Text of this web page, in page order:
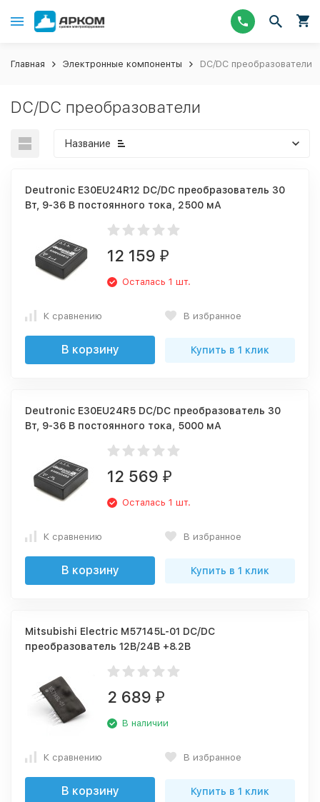
Главная Электронные компоненты DC/DC преобразователи
DC/DC преобразователи
Название
Deutronic E30EU24R12 DC/DC преобразователь 30
Вт, 9-36 В постоянного тока, 2500 мА
12 159 ₽
Осталась 1 шт.
К сравнению В избранное
В корзину Купить в 1 клик
Deutronic E30EU24R5 DC/DC преобразователь 30
Вт, 9-36 В постоянного тока, 5000 мА
12 569 ₽
Осталась 1 шт.
К сравнению В избранное
В корзину Купить в 1 клик
Mitsubishi Electric M57145L-01 DC/DC
преобразователь 12В/24В +8.2В
2 689 ₽
В наличии
К сравнению В избранное
В корзину Купить в 1 клик